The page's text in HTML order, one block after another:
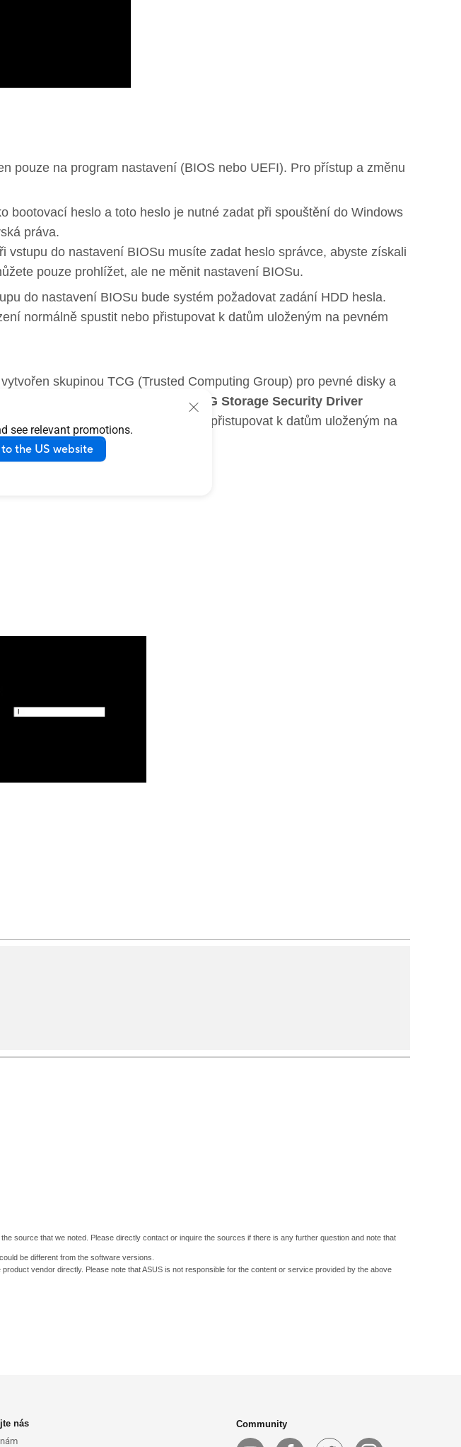
see relevant promotions.
the US website
pouze na program nastavení (BIOS nebo UEFI). Pro přístup a změnu
bootovací heslo a toto heslo je nutné zadat při spouštění do Windows
práva.
do nastavení BIOSu musíte zadat heslo správce, abyste získali
pouze prohlížet, ale ne měnit nastavení BIOSu.
do nastavení BIOSu bude systém požadovat zadání HDD hesla.
normálně spustit nebo přistupovat k datům uloženým na pevném
skupinou TCG (Trusted Computing Group) pro pevné disky a
do BIOSu vyzve k zadání
„TCG Storage Security Driver
zařízení normálně spustit nebo přistupovat k datům uloženým na
source that we noted. Please directly contact or inquire the sources if there is any further question and note that
be different from the software versions.
vendor directly. Please note that ASUS is not responsible for the content or service provided by the above
nás
Community